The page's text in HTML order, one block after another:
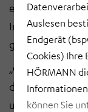
Auslesen
Endgerät
Cookies) Ihre
HÖRMANN
können Sie
eines
Integration in
geplant.
„Ohne neue
die
und